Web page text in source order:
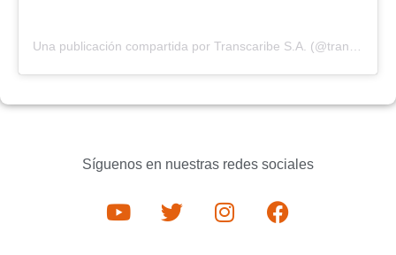
Síguenos en nuestras redes sociales